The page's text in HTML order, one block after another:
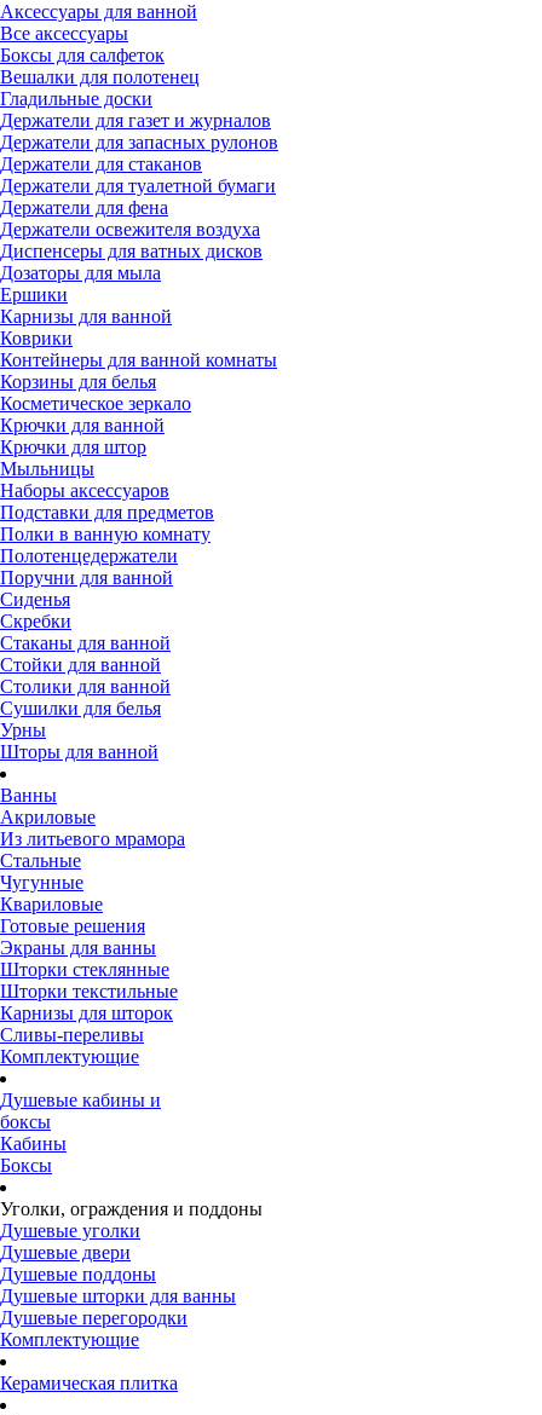
Аксессуары для ванной
Все аксессуары
Боксы для салфеток
Вешалки для полотенец
Гладильные доски
Держатели для газет и журналов
Держатели для запасных рулонов
Держатели для стаканов
Держатели для туалетной бумаги
Держатели для фена
Держатели освежителя воздуха
Диспенсеры для ватных дисков
Дозаторы для мыла
Ершики
Карнизы для ванной
Коврики
Контейнеры для ванной комнаты
Корзины для белья
Косметическое зеркало
Крючки для ванной
Крючки для штор
Мыльницы
Наборы аксессуаров
Подставки для предметов
Полки в ванную комнату
Полотенцедержатели
Поручни для ванной
Сиденья
Скребки
Стаканы для ванной
Стойки для ванной
Столики для ванной
Сушилки для белья
Урны
Шторы для ванной
Ванны
Акриловые
Из литьевого мрамора
Стальные
Чугунные
Квариловые
Готовые решения
Экраны для ванны
Шторки стеклянные
Шторки текстильные
Карнизы для шторок
Сливы-переливы
Комплектующие
Душевые кабины и
боксы
Кабины
Боксы
Уголки, ограждения и поддоны
Душевые уголки
Душевые двери
Душевые поддоны
Душевые шторки для ванны
Душевые перегородки
Комплектующие
Керамическая плитка